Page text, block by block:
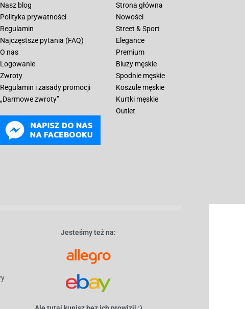
Nasz blog
Polityka prywatności
Regulamin
Najczęstsze pytania (FAQ)
O nas
Logowanie
Zwroty
Regulamin i zasady promocji
„Darmowe zwroty”
Strona główna
Nowości
Street & Sport
Elegance
Premium
Bluzy męskie
Spodnie męskie
Koszule męskie
Kurtki męskie
Outlet
Jesteśmy też na: